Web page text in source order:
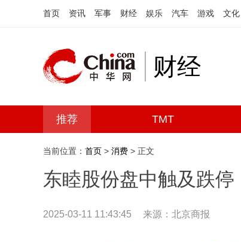
首页 资讯 军事 财经 娱乐 汽车 游戏 文化
财经
推荐 TMT
当前位置： 首页 > 消费 > 正文
东睦股份盘中触及跌停
2025-03-11 11:43:45 来源：北京商报